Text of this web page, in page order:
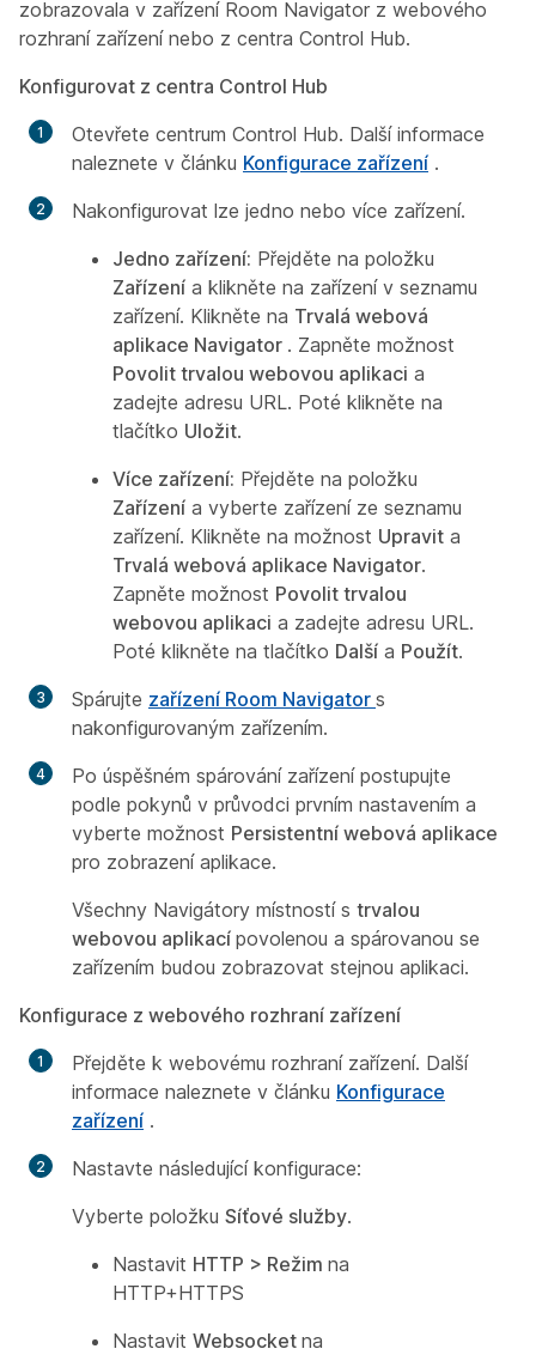
zobrazovala v zařízení Room Navigator z webového
rozhraní zařízení nebo z centra Control Hub.
Konfigurovat z centra Control Hub
Otevřete centrum Control Hub. Další informace
naleznete v článku Konfigurace zařízení .
Nakonfigurovat lze jedno nebo více zařízení.
Jedno zařízení: Přejděte na položku
Zařízení a klikněte na zařízení v seznamu
zařízení. Klikněte na Trvalá webová
aplikace Navigator . Zapněte možnost
Povolit trvalou webovou aplikaci a
zadejte adresu URL. Poté klikněte na
tlačítko Uložit.
Více zařízení: Přejděte na položku
Zařízení a vyberte zařízení ze seznamu
zařízení. Klikněte na možnost Upravit a
Trvalá webová aplikace Navigator.
Zapněte možnost Povolit trvalou
webovou aplikaci a zadejte adresu URL.
Poté klikněte na tlačítko Další a Použít.
Spárujte zařízení Room Navigator s
nakonfigurovaným zařízením.
Po úspěšném spárování zařízení postupujte
podle pokynů v průvodci prvním nastavením a
vyberte možnost Persistentní webová aplikace
pro zobrazení aplikace.
Všechny Navigátory místností s trvalou
webovou aplikací povolenou a spárovanou se
zařízením budou zobrazovat stejnou aplikaci.
Konfigurace z webového rozhraní zařízení
Přejděte k webovému rozhraní zařízení. Další
informace naleznete v článku Konfigurace
zařízení .
Nastavte následující konfigurace:
Vyberte položku Síťové služby.
Nastavit HTTP > Režim na
HTTP+HTTPS
Nastavit Websocket na